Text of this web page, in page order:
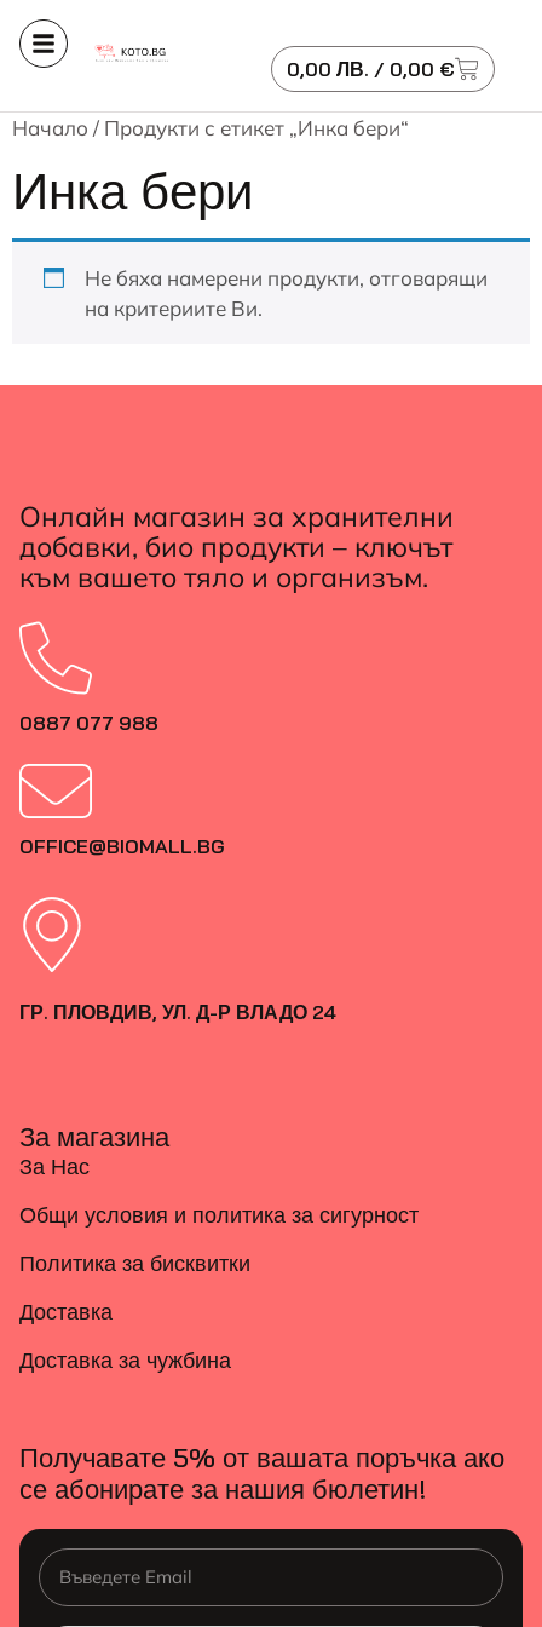
0,00 ЛВ. / 0,00 €
Начало / Продукти с етикет „Инка бери“
Инка бери
Не бяха намерени продукти, отговарящи
на критериите Ви.
Онлайн магазин за хранителни
добавки, био продукти – ключът
към вашето тяло и организъм.
0887 077 988
OFFICE@BIOMALL.BG
ГР. ПЛОВДИВ, УЛ. Д-Р ВЛАДО 24
За магазина
За Нас
Общи условия и политика за сигурност
Политика за бисквитки
Доставка
Доставка за чужбина
Получавате 5% от вашата поръчка ако
се абонирате за нашия бюлетин!